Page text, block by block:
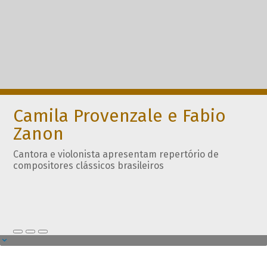
Camila Provenzale e Fabio
Zanon
Cantora e violonista apresentam repertório de
compositores clássicos brasileiros